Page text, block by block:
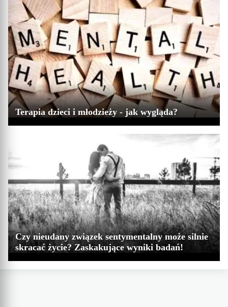
Terapia dzieci i młodzieży - jak wygląda?
Czy nieudany związek sentymentalny może silnie
skracać życie? Zaskakujące wyniki badań!